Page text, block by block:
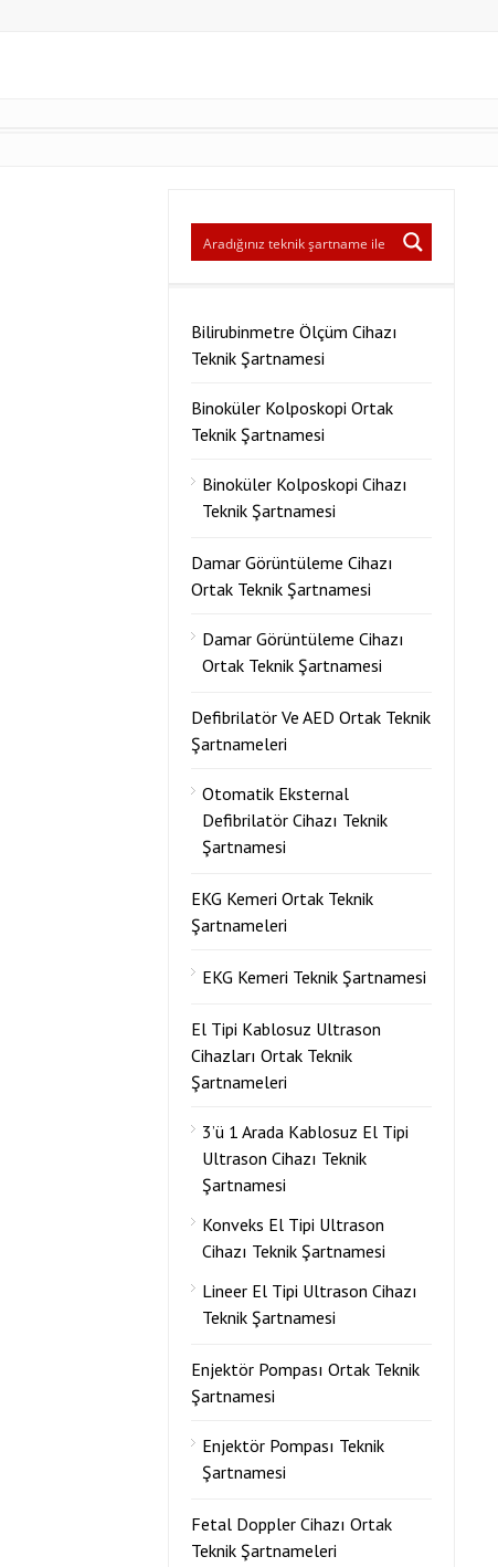
Bilirubinmetre Ölçüm Cihazı
Teknik Şartnamesi
Binoküler Kolposkopi Ortak
Teknik Şartnamesi
Binoküler Kolposkopi Cihazı
Teknik Şartnamesi
Damar Görüntüleme Cihazı
Ortak Teknik Şartnamesi
Damar Görüntüleme Cihazı
Ortak Teknik Şartnamesi
Defibrilatör Ve AED Ortak Teknik
Şartnameleri
Otomatik Eksternal
Defibrilatör Cihazı Teknik
Şartnamesi
EKG Kemeri Ortak Teknik
Şartnameleri
EKG Kemeri Teknik Şartnamesi
El Tipi Kablosuz Ultrason
Cihazları Ortak Teknik
Şartnameleri
3’ü 1 Arada Kablosuz El Tipi
Ultrason Cihazı Teknik
Şartnamesi
Konveks El Tipi Ultrason
Cihazı Teknik Şartnamesi
Lineer El Tipi Ultrason Cihazı
Teknik Şartnamesi
Enjektör Pompası Ortak Teknik
Şartnamesi
Enjektör Pompası Teknik
Şartnamesi
Fetal Doppler Cihazı Ortak
Teknik Şartnameleri